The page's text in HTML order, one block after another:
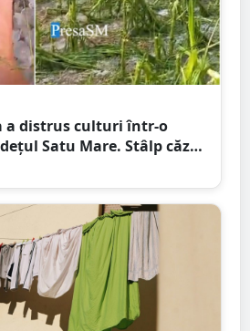
a distrus culturi într-o
Satu Mare. Stâlp căzut